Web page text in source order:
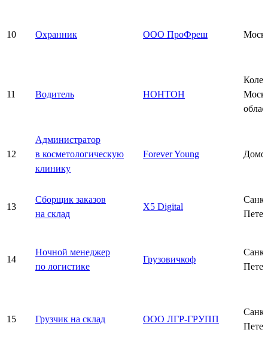
10 Охранник ООО ПроФреш
11 Водитель НОНТОН
12
Администратор
в косметологическую
клинику
Forever Young
13
Сборщик заказов
на склад
X5 Digital
14
Ночной менеджер
по логистике
Грузовичкоф
15 Грузчик на склад ООО ЛГР-ГРУПП